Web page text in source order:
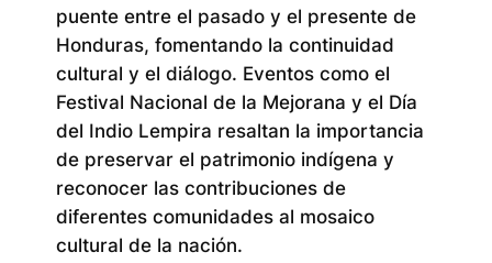
puente entre el pasado y el presente de
Honduras, fomentando la continuidad
cultural y el diálogo. Eventos como el
Festival Nacional de la Mejorana y el Día
del Indio Lempira resaltan la importancia
de preservar el patrimonio indígena y
reconocer las contribuciones de
diferentes comunidades al mosaico
cultural de la nación.